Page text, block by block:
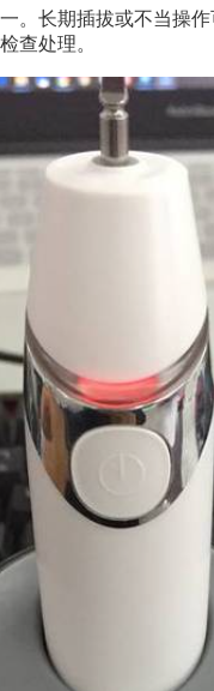
。长期插拔或不当操
查处理。